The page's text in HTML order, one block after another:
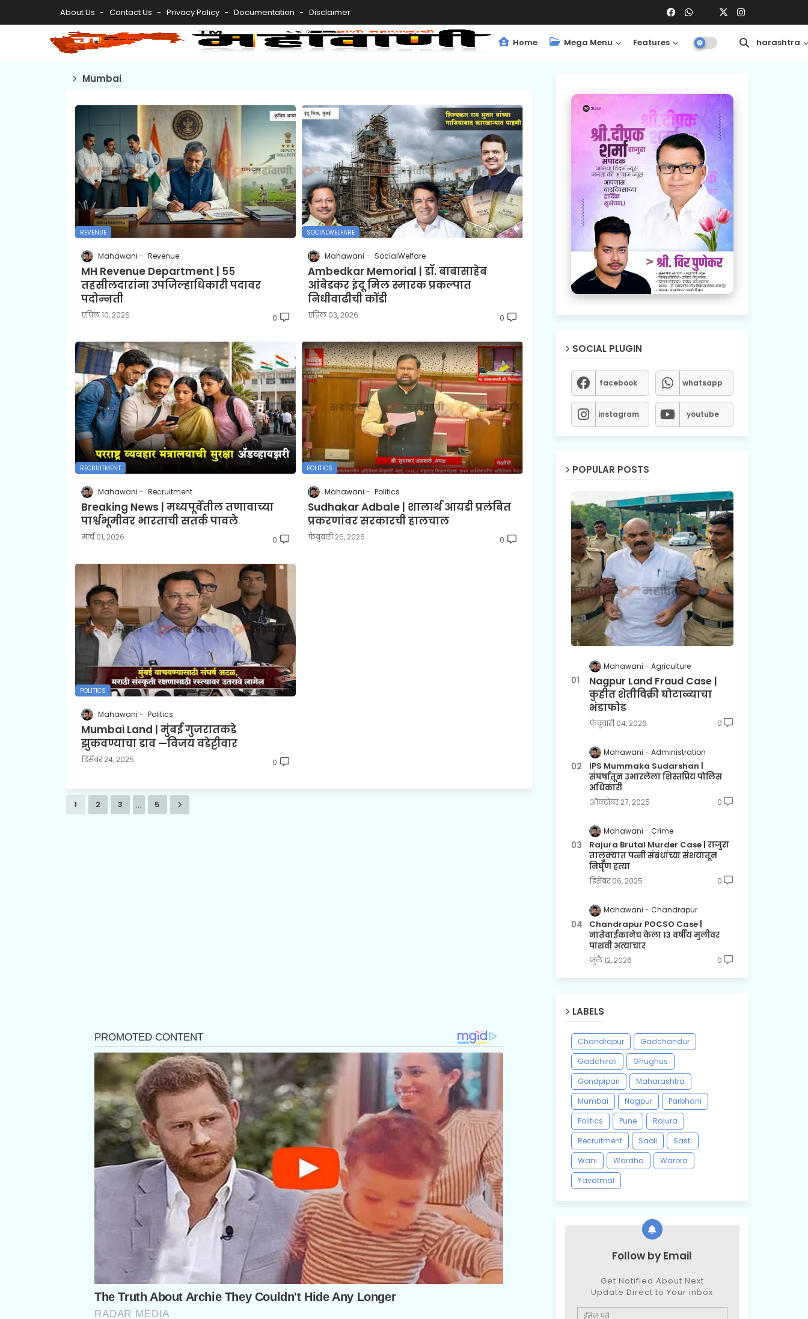
About Us Contact Us Privacy Policy Documentation Disclaimer
Home Mega Menu Features Central Maharashtra
Mumbai
REVENUE
Mahawani Revenue
MH Revenue Department | ५५
तहसीलदारांना उपजिल्हाधिकारी पदावर
पदोन्नती
एप्रिल १०, २०२६ 0
SOCIALWELFARE
Mahawani SocialWelfare
Ambedkar Memorial | डॉ. बाबासाहेब
आंबेडकर इंदू मिल स्मारक प्रकल्पात
निधीवाढीची कोंडी
एप्रिल ०३, २०२६ 0
RECRUITMENT
Mahawani Recruitment
Breaking News | मध्यपूर्वेतील तणावाच्या
पार्श्वभूमीवर भारताची सतर्क पावले
मार्च ०१, २०२६ 0
POLITICS
Mahawani Politics
Sudhakar Adbale | शालार्थ आयडी प्रलंबित
प्रकरणांवर सरकारची हालचाल
फेब्रुवारी २६, २०२६ 0
POLITICS
Mahawani Politics
Mumbai Land | मुंबई गुजरातकडे
झुकवण्याचा डाव —विजय वडेट्टीवार
डिसेंबर २४, २०२५ 0
1 2 3 ... 5
SOCIAL PLUGIN
facebook whatsapp
instagram youtube
POPULAR POSTS
Mahawani Agriculture
Nagpur Land Fraud Case |
कुहीत शेतीविक्री घोटाळ्याचा
भंडाफोड
फेब्रुवारी ०४, २०२६ 0
Mahawani Administration
IPS Mummaka Sudarshan |
संघर्षातून उभारलेला शिस्तप्रिय पोलिस
अधिकारी
ऑक्टोबर २७, २०२५ 0
Mahawani Crime
Rajura Brutal Murder Case | राजुरा
तालुक्यात पत्नी संबंधांच्या संशयातून
निर्घृण हत्या
डिसेंबर ०६, २०२५ 0
Mahawani Chandrapur
Chandrapur POCSO Case |
नातेवाईकानेच केला १३ वर्षीय मुलीवर
पाशवी अत्याचार
जुलै १२, २०२६ 0
LABELS
Chandrapur
Gadchandur
Gadchiroli
Ghughus
Gondpipari
Maharashtra
Mumbai
Nagpur
Parbhani
Politics
Pune
Rajura
Recruitment
Saoli
Sasti
Wani
Wardha
Warora
Yavatmal
Follow by Email
Get Notified About Next
Update Direct to Your inbox